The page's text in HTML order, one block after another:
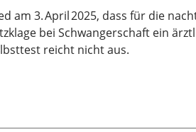
am 3. April 2025, dass für die
bei Schwangerschaft ein
reicht nicht aus.